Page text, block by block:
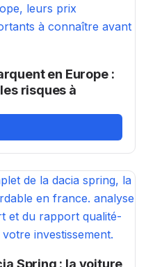
en Europe :
risques à